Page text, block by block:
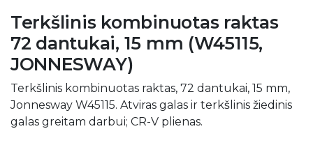
Terkšlinis kombinuotas raktas
72 dantukai, 15 mm (W45115,
JONNESWAY)
Terkšlinis kombinuotas raktas, 72 dantukai, 15 mm,
Jonnesway W45115. Atviras galas ir terkšlinis žiedinis
galas greitam darbui; CR-V plienas.